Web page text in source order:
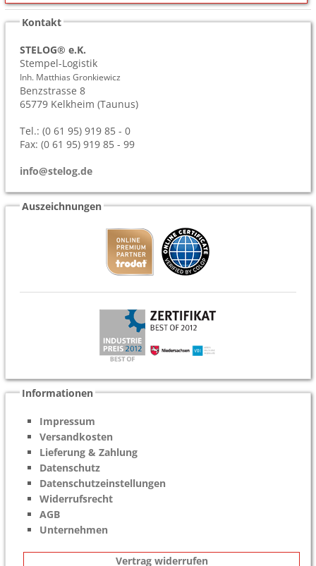
Kontakt
STELOG® e.K.
Stempel-Logistik
Inh. Matthias Gronkiewicz
Benzstrasse 8
65779 Kelkheim (Taunus)
Tel.: (0 61 95) 919 85 - 0
Fax: (0 61 95) 919 85 - 99
info@stelog.de
Auszeichnungen
Informationen
Impressum
Versandkosten
Lieferung & Zahlung
Datenschutz
Datenschutzeinstellungen
Widerrufsrecht
AGB
Unternehmen
Vertrag widerrufen